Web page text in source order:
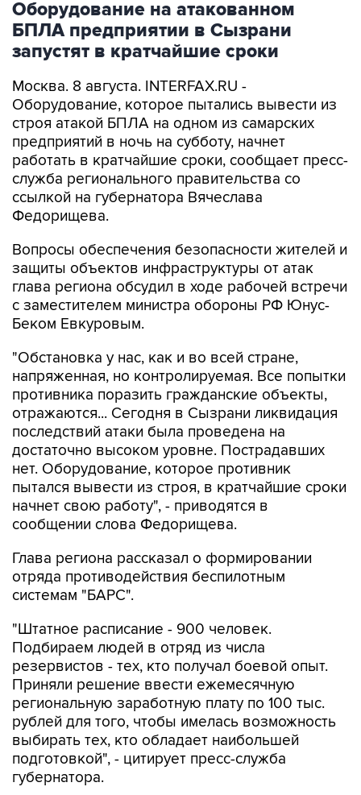
Оборудование на атакованном
БПЛА предприятии в Сызрани
запустят в кратчайшие сроки
Москва. 8 августа. INTERFAX.RU -
Оборудование, которое пытались вывести из
строя атакой БПЛА на одном из самарских
предприятий в ночь на субботу, начнет
работать в кратчайшие сроки, сообщает пресс-
служба регионального правительства со
ссылкой на губернатора Вячеслава
Федорищева.
Вопросы обеспечения безопасности жителей и
защиты объектов инфраструктуры от атак
глава региона обсудил в ходе рабочей встречи
с заместителем министра обороны РФ Юнус-
Беком Евкуровым.
"Обстановка у нас, как и во всей стране,
напряженная, но контролируемая. Все попытки
противника поразить гражданские объекты,
отражаются... Сегодня в Сызрани ликвидация
последствий атаки была проведена на
достаточно высоком уровне. Пострадавших
нет. Оборудование, которое противник
пытался вывести из строя, в кратчайшие сроки
начнет свою работу", - приводятся в
сообщении слова Федорищева.
Глава региона рассказал о формировании
отряда противодействия беспилотным
системам "БАРС".
"Штатное расписание - 900 человек.
Подбираем людей в отряд из числа
резервистов - тех, кто получал боевой опыт.
Приняли решение ввести ежемесячную
региональную заработную плату по 100 тыс.
рублей для того, чтобы имелась возможность
выбирать тех, кто обладает наибольшей
подготовкой", - цитирует пресс-служба
губернатора.